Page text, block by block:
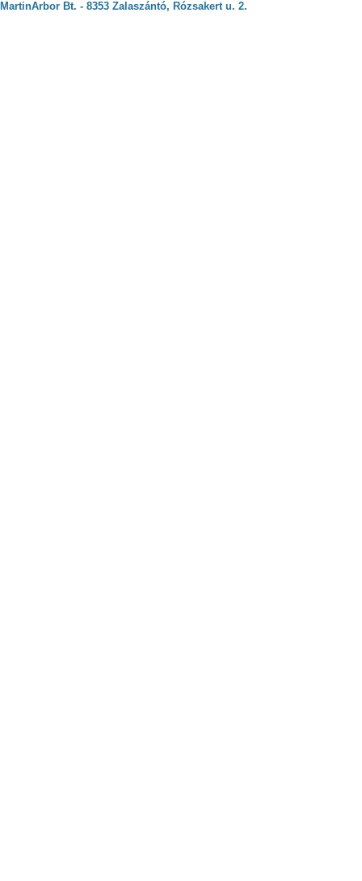
MartinArbor Bt. - 8353 Zalaszántó, Rózsakert u. 2.